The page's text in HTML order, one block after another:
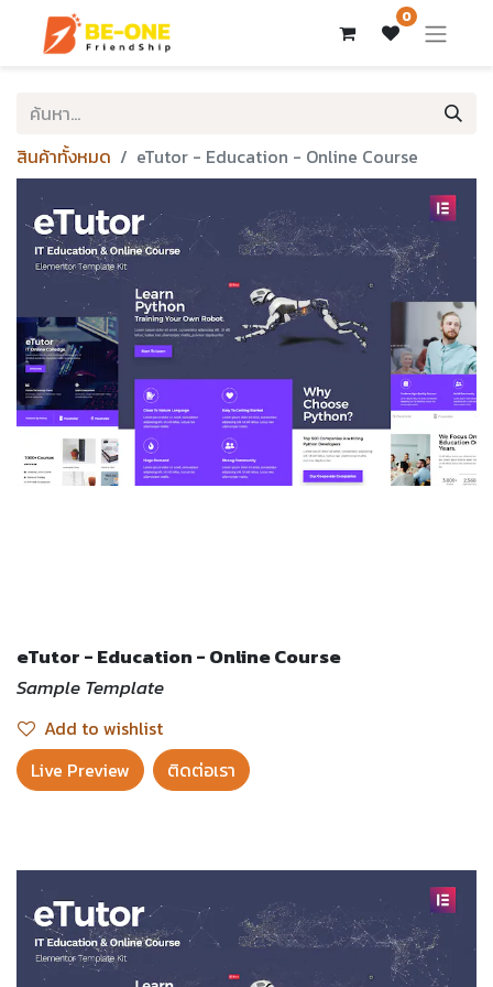
0
สินค้าทั้งหมด eTutor - Education - Online Course
eTutor - Education - Online Course
Sample Template
Add to wishlist
Live Preview​
ติดต่อเรา